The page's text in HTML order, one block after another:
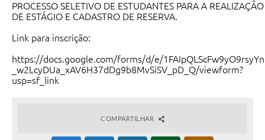
PROCESSO SELETIVO DE ESTUDANTES PARA A REALIZAÇÃO
DE ESTÁGIO E CADASTRO DE RESERVA.
Link para inscrição:
https://docs.google.com/forms/d/e/
_w2LcyDUa_xAV6H37dDg9b8MvSiSV_pD_Q/viewform?
usp=sf_link
COMPARTILHAR